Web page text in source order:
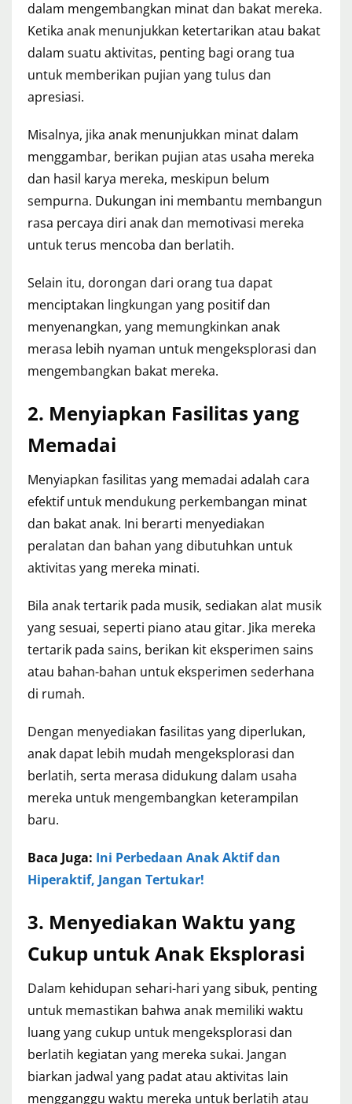
dalam mengembangkan minat dan bakat mereka.
Ketika anak menunjukkan ketertarikan atau bakat
dalam suatu aktivitas, penting bagi orang tua
untuk memberikan pujian yang tulus dan
apresiasi.
Misalnya, jika anak menunjukkan minat dalam
menggambar, berikan pujian atas usaha mereka
dan hasil karya mereka, meskipun belum
sempurna. Dukungan ini membantu membangun
rasa percaya diri anak dan memotivasi mereka
untuk terus mencoba dan berlatih.
Selain itu, dorongan dari orang tua dapat
menciptakan lingkungan yang positif dan
menyenangkan, yang memungkinkan anak
merasa lebih nyaman untuk mengeksplorasi dan
mengembangkan bakat mereka.
2. Menyiapkan Fasilitas yang
Memadai
Menyiapkan fasilitas yang memadai adalah cara
efektif untuk mendukung perkembangan minat
dan bakat anak. Ini berarti menyediakan
peralatan dan bahan yang dibutuhkan untuk
aktivitas yang mereka minati.
Bila anak tertarik pada musik, sediakan alat musik
yang sesuai, seperti piano atau gitar. Jika mereka
tertarik pada sains, berikan kit eksperimen sains
atau bahan-bahan untuk eksperimen sederhana
di rumah.
Dengan menyediakan fasilitas yang diperlukan,
anak dapat lebih mudah mengeksplorasi dan
berlatih, serta merasa didukung dalam usaha
mereka untuk mengembangkan keterampilan
baru.
Baca Juga: Ini Perbedaan Anak Aktif dan
Hiperaktif, Jangan Tertukar!
3. Menyediakan Waktu yang
Cukup untuk Anak Eksplorasi
Dalam kehidupan sehari-hari yang sibuk, penting
untuk memastikan bahwa anak memiliki waktu
luang yang cukup untuk mengeksplorasi dan
berlatih kegiatan yang mereka sukai. Jangan
biarkan jadwal yang padat atau aktivitas lain
mengganggu waktu mereka untuk berlatih atau